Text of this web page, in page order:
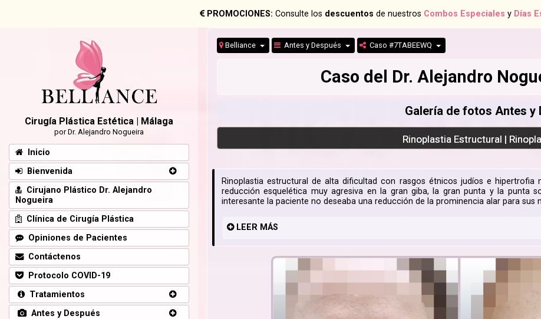
PROMOCIONES: Consulte los descuentos de nuestros Combos Especiales y Días
Belliance Antes y Después Caso #7TABEEWQ
Caso del Dr. Alejandro
Galería de fotos Antes y
Rinoplastia Estructural |
Rinoplastia estructural de alta dificultad con rasgos étnicos judíos e
reducción esquelética muy agresiva en la gran giba, la gran punta y la punta
interesante la paciente no deseaba una reducción de la prominencia alar para sus
LEER MÁS
Cirugía Plástica Estética | Málaga
por Dr. Alejandro Nogueira
Inicio
Bienvenida
Cirujano Plástico Dr. Alejandro
Nogueira
Clínica de Cirugía Plástica
Opiniones de Pacientes
Contáctenos
Protocolo COVID-19
Tratamientos
Antes y Después